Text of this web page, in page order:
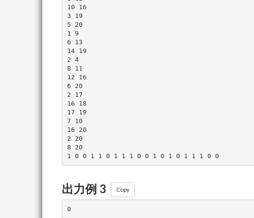
10 16
3 19
5 20
1 9
6 13
14 19
2 4
8 11
12 16
6 20
2 17
16 18
17 19
7 10
16 20
2 20
8 20
出力例 3 Copy